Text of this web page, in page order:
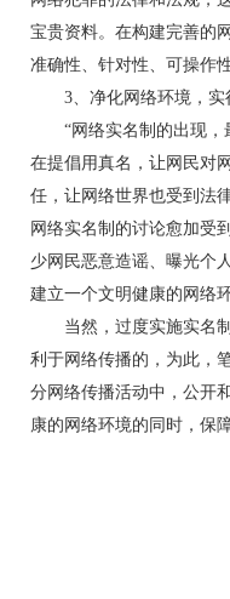
宝贵资料。在构建完善的
准确性、针对性、可操作
3、净化网络环境，实
“网络实名制的出现，
在提倡用真名，让网民对
任，让网络世界也受到法
网络实名制的讨论愈加受
少网民恶意造谣、曝光个
建立一个文明健康的网络环
当然，过度实施实名制
利于网络传播的，为此，
分网络传播活动中，公开
康的网络环境的同时，保